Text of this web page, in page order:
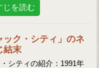
じを読む
ック・シティ」のネ
結末
シティの紹介：1991年